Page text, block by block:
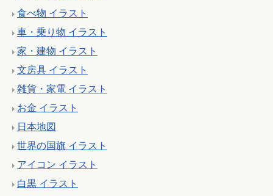
食べ物 イラスト
車・乗り物 イラスト
家・建物 イラスト
文房具 イラスト
雑貨・家電 イラスト
お金 イラスト
日本地図
世界の国旗 イラスト
アイコン イラスト
白黒 イラスト